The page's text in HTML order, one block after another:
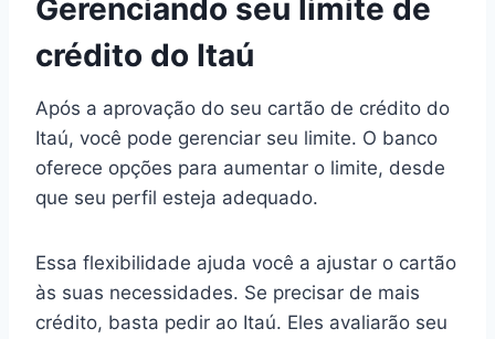
Gerenciando seu limite de
crédito do Itaú
Após a aprovação do seu cartão de crédito do
Itaú, você pode gerenciar seu limite. O banco
oferece opções para aumentar o limite, desde
que seu perfil esteja adequado.
Essa flexibilidade ajuda você a ajustar o cartão
às suas necessidades. Se precisar de mais
crédito, basta pedir ao Itaú. Eles avaliarão seu